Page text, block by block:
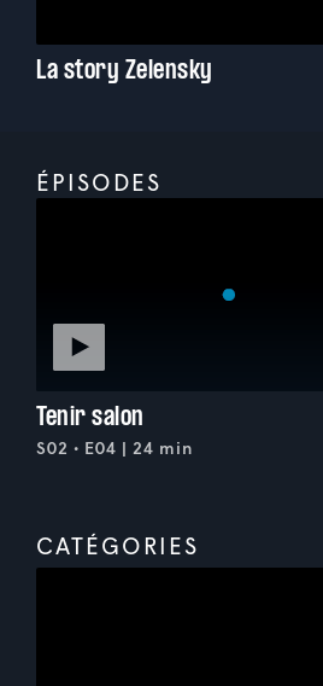
La story Zelensky
ÉPISODES
Tenir salon
S02 • E04 | 24 min
CATÉGORIES